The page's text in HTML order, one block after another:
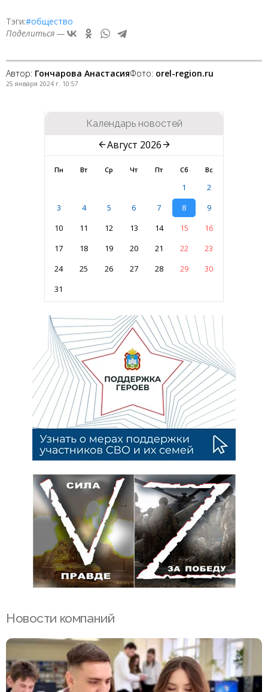
Тэги:#общество
Поделиться —
Автор: Гончарова АнастасияФото: orel-region.ru
25 января 2024 г. 10:57
Календарь новостей
Август 2026
Пн Вт Ср Чт Пт Сб Вс
1
2
3
4 5 6 7 8
9
10
11 12 13 14 15
16
17
18 19 20 21 22
23
24
25 26 27 28 29
30
31
Новости компаний